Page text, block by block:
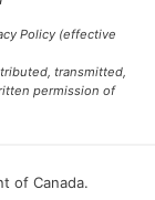
Policy (effective
transmitted,
permission of
of Canada.